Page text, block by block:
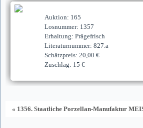
Auktion: 165
Losnummer: 1357
Erhaltung: Prägefrisch
Literaturnummer: 827.a
Schätzpreis: 20,00 €
Zuschlag: 15 €
« 1356. Staatliche Porzellan-Manufaktur